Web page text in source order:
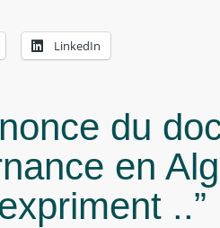
LinkedIn
du
en
..”